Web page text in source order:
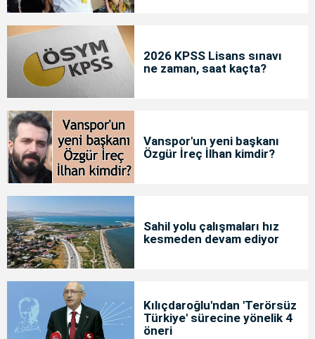
2026 KPSS Lisans sınavı
ne zaman, saat kaçta?
Vanspor'un yeni başkanı
Özgür İreç İlhan kimdir?
Sahil yolu çalışmaları hız
kesmeden devam ediyor
Kılıçdaroğlu'ndan 'Terörsüz
Türkiye' sürecine yönelik 4
öneri